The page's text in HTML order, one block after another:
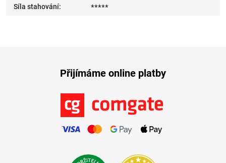
Síla stahování: *****
Přijímáme online platby